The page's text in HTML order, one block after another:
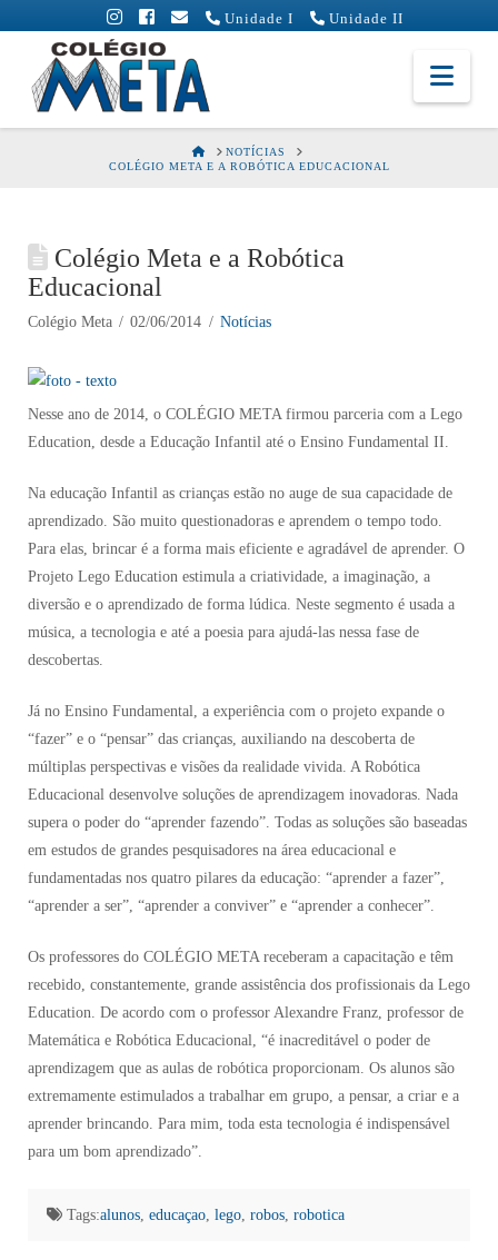
Unidade I Unidade II
Colégio
Meta
HOMENOTÍCIAS
COLÉGIO META E A ROBÓTICA EDUCACIONAL
Colégio Meta e a Robótica
Educacional
Colégio Meta 02/06/2014 Notícias
Nesse ano de 2014, o COLÉGIO META firmou parceria com a Lego
Education, desde a Educação Infantil até o Ensino Fundamental II.
Na educação Infantil as crianças estão no auge de sua capacidade de
aprendizado. São muito questionadoras e aprendem o tempo todo.
Para elas, brincar é a forma mais eficiente e agradável de aprender. O
Projeto Lego Education estimula a criatividade, a imaginação, a
diversão e o aprendizado de forma lúdica. Neste segmento é usada a
música, a tecnologia e até a poesia para ajudá-las nessa fase de
descobertas.
Já no Ensino Fundamental, a experiência com o projeto expande o
“fazer” e o “pensar” das crianças, auxiliando na descoberta de
múltiplas perspectivas e visões da realidade vivida. A Robótica
Educacional desenvolve soluções de aprendizagem inovadoras. Nada
supera o poder do “aprender fazendo”. Todas as soluções são baseadas
em estudos de grandes pesquisadores na área educacional e
fundamentadas nos quatro pilares da educação: “aprender a fazer”,
“aprender a ser”, “aprender a conviver” e “aprender a conhecer”.
Os professores do COLÉGIO META receberam a capacitação e têm
recebido, constantemente, grande assistência dos profissionais da Lego
Education. De acordo com o professor Alexandre Franz, professor de
Matemática e Robótica Educacional, “é inacreditável o poder de
aprendizagem que as aulas de robótica proporcionam. Os alunos são
extremamente estimulados a trabalhar em grupo, a pensar, a criar e a
aprender brincando. Para mim, toda esta tecnologia é indispensável
para um bom aprendizado”.
Tags:alunos ,educaçao ,lego ,robos ,robotica